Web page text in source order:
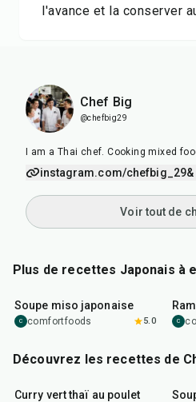
l'avance et la conserver
Chef Big
@chefbig29
I am a Thai chef. Cooking mixed
instagram.com/chefbig_29
Voir tout de
Plus de recettes Japonais à
Soupe miso japonaise
C comfortfoods 5.0 C
Découvrez les recettes de
Curry vert thaï au poulet